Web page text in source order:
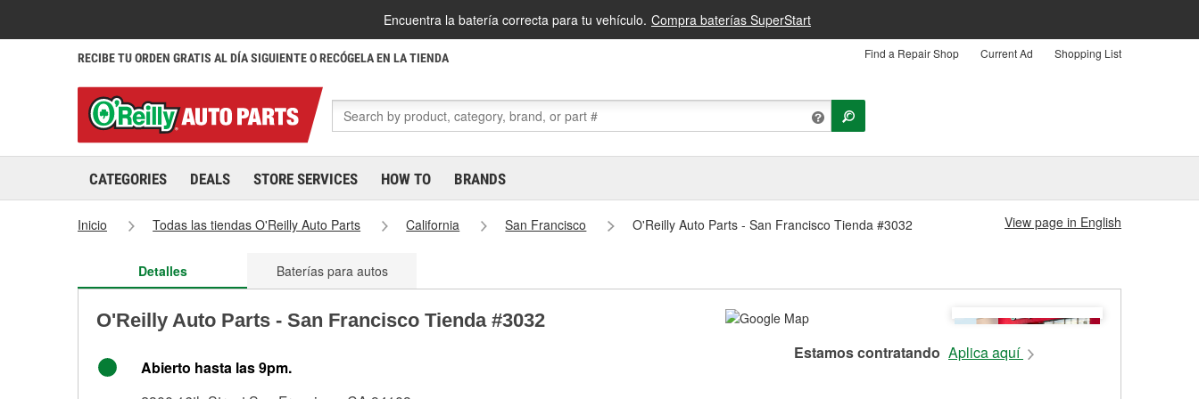
Encuentra la batería correcta para tu vehículo. Compra baterías SuperStart
RECIBE TU ORDEN GRATIS AL DÍA SIGUIENTE O RECÓGELA EN LA TIENDA Find a Repair Shop Current Ad Shopping List
CATEGORIES DEALS STORE SERVICES HOW TO BRANDS
Inicio Todas las tiendas O'Reilly Auto Parts California San Francisco O'Reilly Auto Parts - San Francisco Tienda #3032 View page in English
Detalles Baterías para autos
O'Reilly Auto Parts - San Francisco Tienda #3032
Abierto hasta las 9pm.
Estamos contratando Aplica aquí